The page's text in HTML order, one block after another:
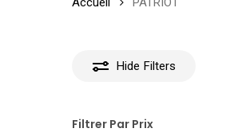
Hide Filters
Filtrer Par Prix